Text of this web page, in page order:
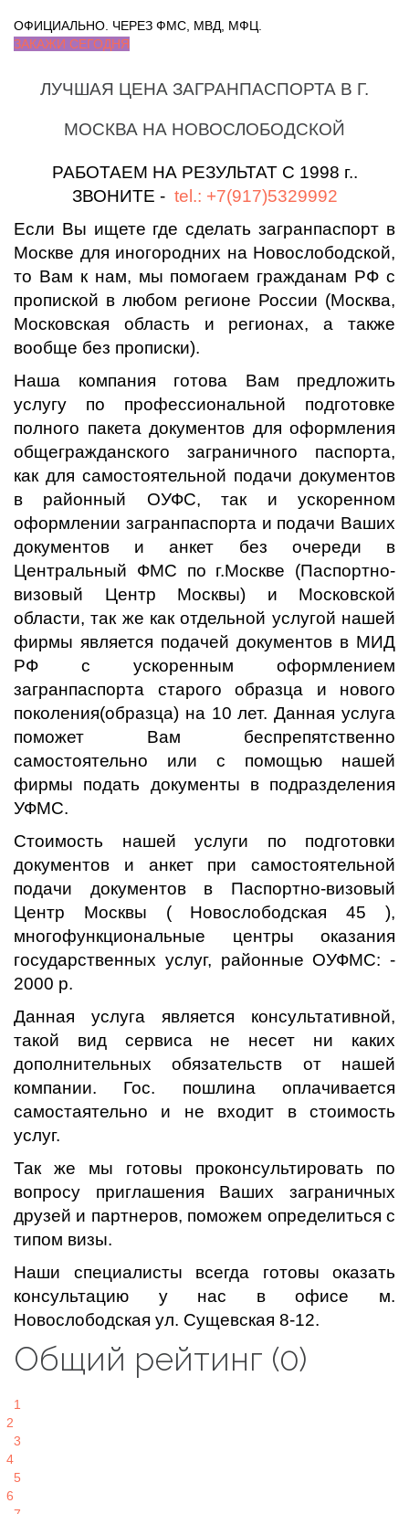
ОФИЦИАЛЬНО. ЧЕРЕЗ ФМС, МВД, МФЦ.
ЗАКАЖИ СЕГОДНЯ
ЛУЧШАЯ ЦЕНА ЗАГРАНПАСПОРТА В Г.
МОСКВА НА НОВОСЛОБОДСКОЙ
РАБОТАЕМ НА РЕЗУЛЬТАТ С 1998 г..
ЗВОНИТЕ - tel.: +7(917)5329992
Если Вы ищете где сделать загранпаспорт в
Москве для иногородних на Новослободской,
то Вам к нам, мы помогаем гражданам РФ с
пропиской в любом регионе России (Москва,
Московская область и регионах, а также
вообще без прописки).
Наша компания готова Вам предложить
услугу по профессиональной подготовке
полного пакета документов для оформления
общегражданского заграничного паспорта,
как для самостоятельной подачи документов
в районный ОУФС, так и ускоренном
оформлении загранпаспорта и подачи Ваших
документов и анкет без очереди в
Центральный ФМС по г.Москве (Паспортно-
визовый Центр Москвы) и Московской
области, так же как отдельной услугой нашей
фирмы является подачей документов в МИД
РФ с ускоренным оформлением
загранпаспорта старого образца и нового
поколения(образца) на 10 лет. Данная услуга
поможет Вам беспрепятственно
самостоятельно или с помощью нашей
фирмы подать документы в подразделения
УФМС.
Стоимость нашей услуги по подготовки
документов и анкет при самостоятельной
подачи документов в Паспортно-визовый
Центр Москвы ( Новослободская 45 ),
многофункциональные центры оказания
государственных услуг, районные ОУФМС: -
2000 р.
Данная услуга является консультативной,
такой вид сервиса не несет ни каких
дополнительных обязательств от нашей
компании. Гос. пошлина оплачивается
самостаятельно и не входит в стоимость
услуг.
Так же мы готовы проконсультировать по
вопросу приглашения Ваших заграничных
друзей и партнеров, поможем определиться с
типом визы.
Наши специалисты всегда готовы оказать
консультацию у нас в офисе м.
Новослободская ул. Сущевская 8-12.
Общий рейтинг (0)
1
2
3
4
5
6